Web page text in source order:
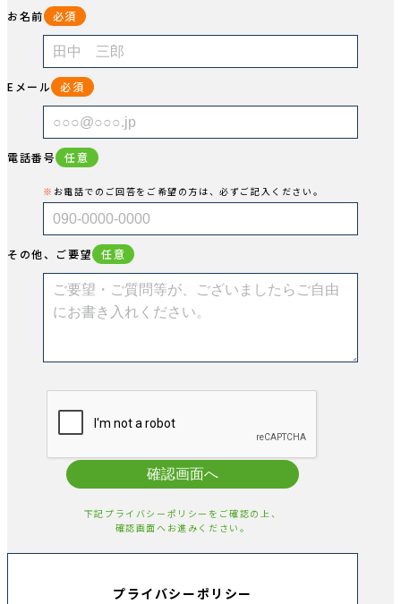
お名前 必須
Eメール 必須
電話番号 任意
お電話でのご回答をご希望の方は、必ずご記入ください。
その他、ご要望 任意
確認画面へ
下記プライバシーポリシーをご確認の上、
確認画面へお進みください。
プライバシーポリシー